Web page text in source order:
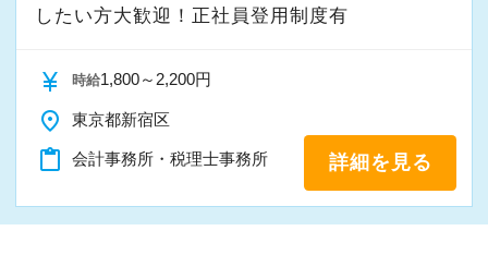
したい方大歓迎！正社員登用制度有
currency_yen 時給1,800～2,200円
place 東京都新宿区
content_paste 会計事務所・税理士事務所 詳細を見る